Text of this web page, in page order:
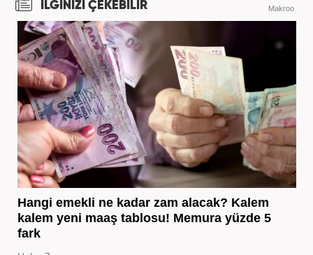
İLGİNİZİ ÇEKEBİLİR Makroo
Hangi emekli ne kadar zam alacak? Kalem
kalem yeni maaş tablosu! Memura yüzde 5
fark